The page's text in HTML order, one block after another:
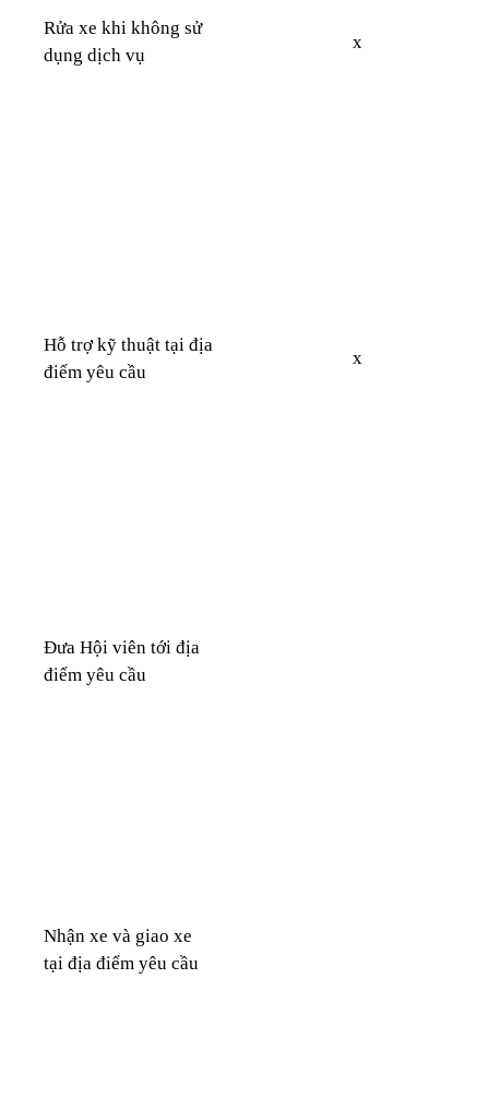
Rửa xe khi không sử
dụng dịch vụ
x
Hỗ trợ kỹ thuật tại địa
điểm yêu cầu
x
Đưa Hội viên tới địa
điểm yêu cầu
Nhận xe và giao xe
tại địa điểm yêu cầu